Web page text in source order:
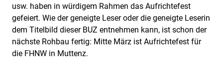
usw. haben in würdigem Rahmen das Aufrichtefest
gefeiert. Wie der geneigte Leser oder die geneigte Leserin
dem Titelbild dieser BUZ entnehmen kann, ist schon der
nächste Rohbau fertig: Mitte März ist Aufrichtefest für
die FHNW in Muttenz.